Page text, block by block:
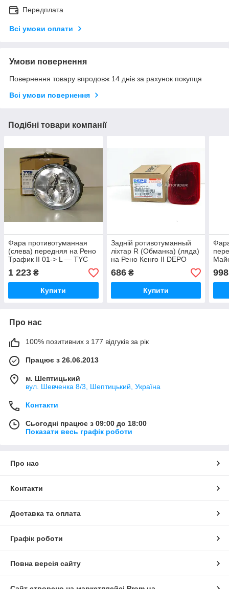
Передплата
Всі умови оплати
Умови повернення
Повернення товару впродовж 14 днів за рахунок покупця
Всі умови повернення
Подібні товари компанії
Фара противотуманная
(cлева) передняя на Рено
Трафик II 01-> L — TYC
(Тайвань) - 190096052
1 223 ₴
Купити
Задній ротивотуманный
ліхтар R (Обманка) (ляда)
на Рено Кенго II DEPO
(Тайвань) 5514001RLDUE
686₴
Купити
998
Про нас
100% позитивних з 177 відгуків за рік
Працює з 26.06.2013
м. Шептицький
вул. Шевченка 8/3, Шептицький, Україна
Контакти
Сьогодні працює з 09:00 до 18:00
Показати весь графік роботи
Про нас
Контакти
Доставка та оплата
Графік роботи
Повна версія сайту